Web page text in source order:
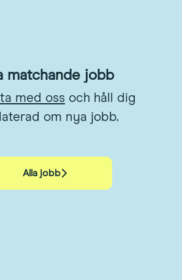
matchande jobb
med oss och håll dig
om nya jobb.
Alla jobb